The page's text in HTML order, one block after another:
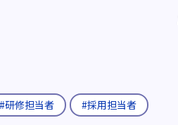
#研修担当者 #採用担当者